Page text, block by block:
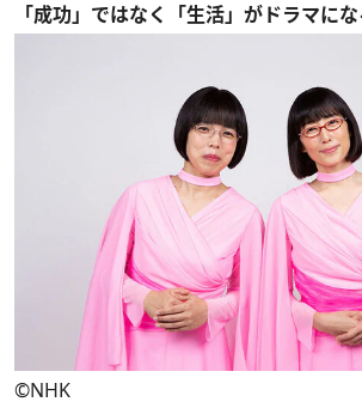
「成功」ではなく「生活」がドラマに
©NHK